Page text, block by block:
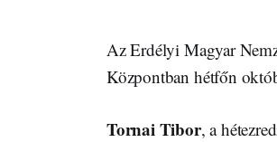
Az Erdélyi Magyar
Központban hétfőn
Tornai Tibor, a